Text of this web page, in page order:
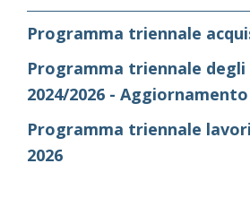
Programma triennale
Programma triennale degli
2024/2026 - Aggiornamento
Programma triennale
2026